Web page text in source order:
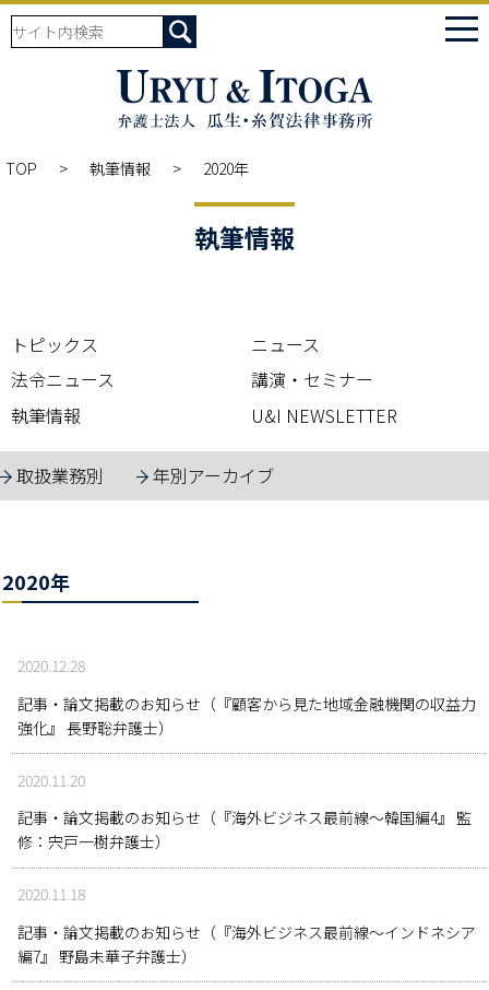
TOP 執筆情報 2020年
執筆情報
トピックス
ニュース
法令ニュース
講演・セミナー
執筆情報
U&I NEWSLETTER
取扱業務別 年別アーカイブ
2020年
2020.12.28
記事・論文掲載のお知らせ（『顧客から見た地域金融機関の収益力
強化』 長野聡弁護士）
2020.11.20
記事・論文掲載のお知らせ（『海外ビジネス最前線～韓国編4』 監
修：宍戸一樹弁護士）
2020.11.18
記事・論文掲載のお知らせ（『海外ビジネス最前線～インドネシア
編7』 野島未華子弁護士）